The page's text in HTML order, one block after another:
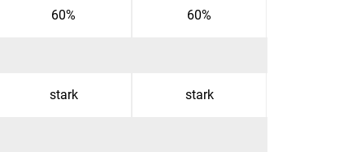
60% 60%
stark stark